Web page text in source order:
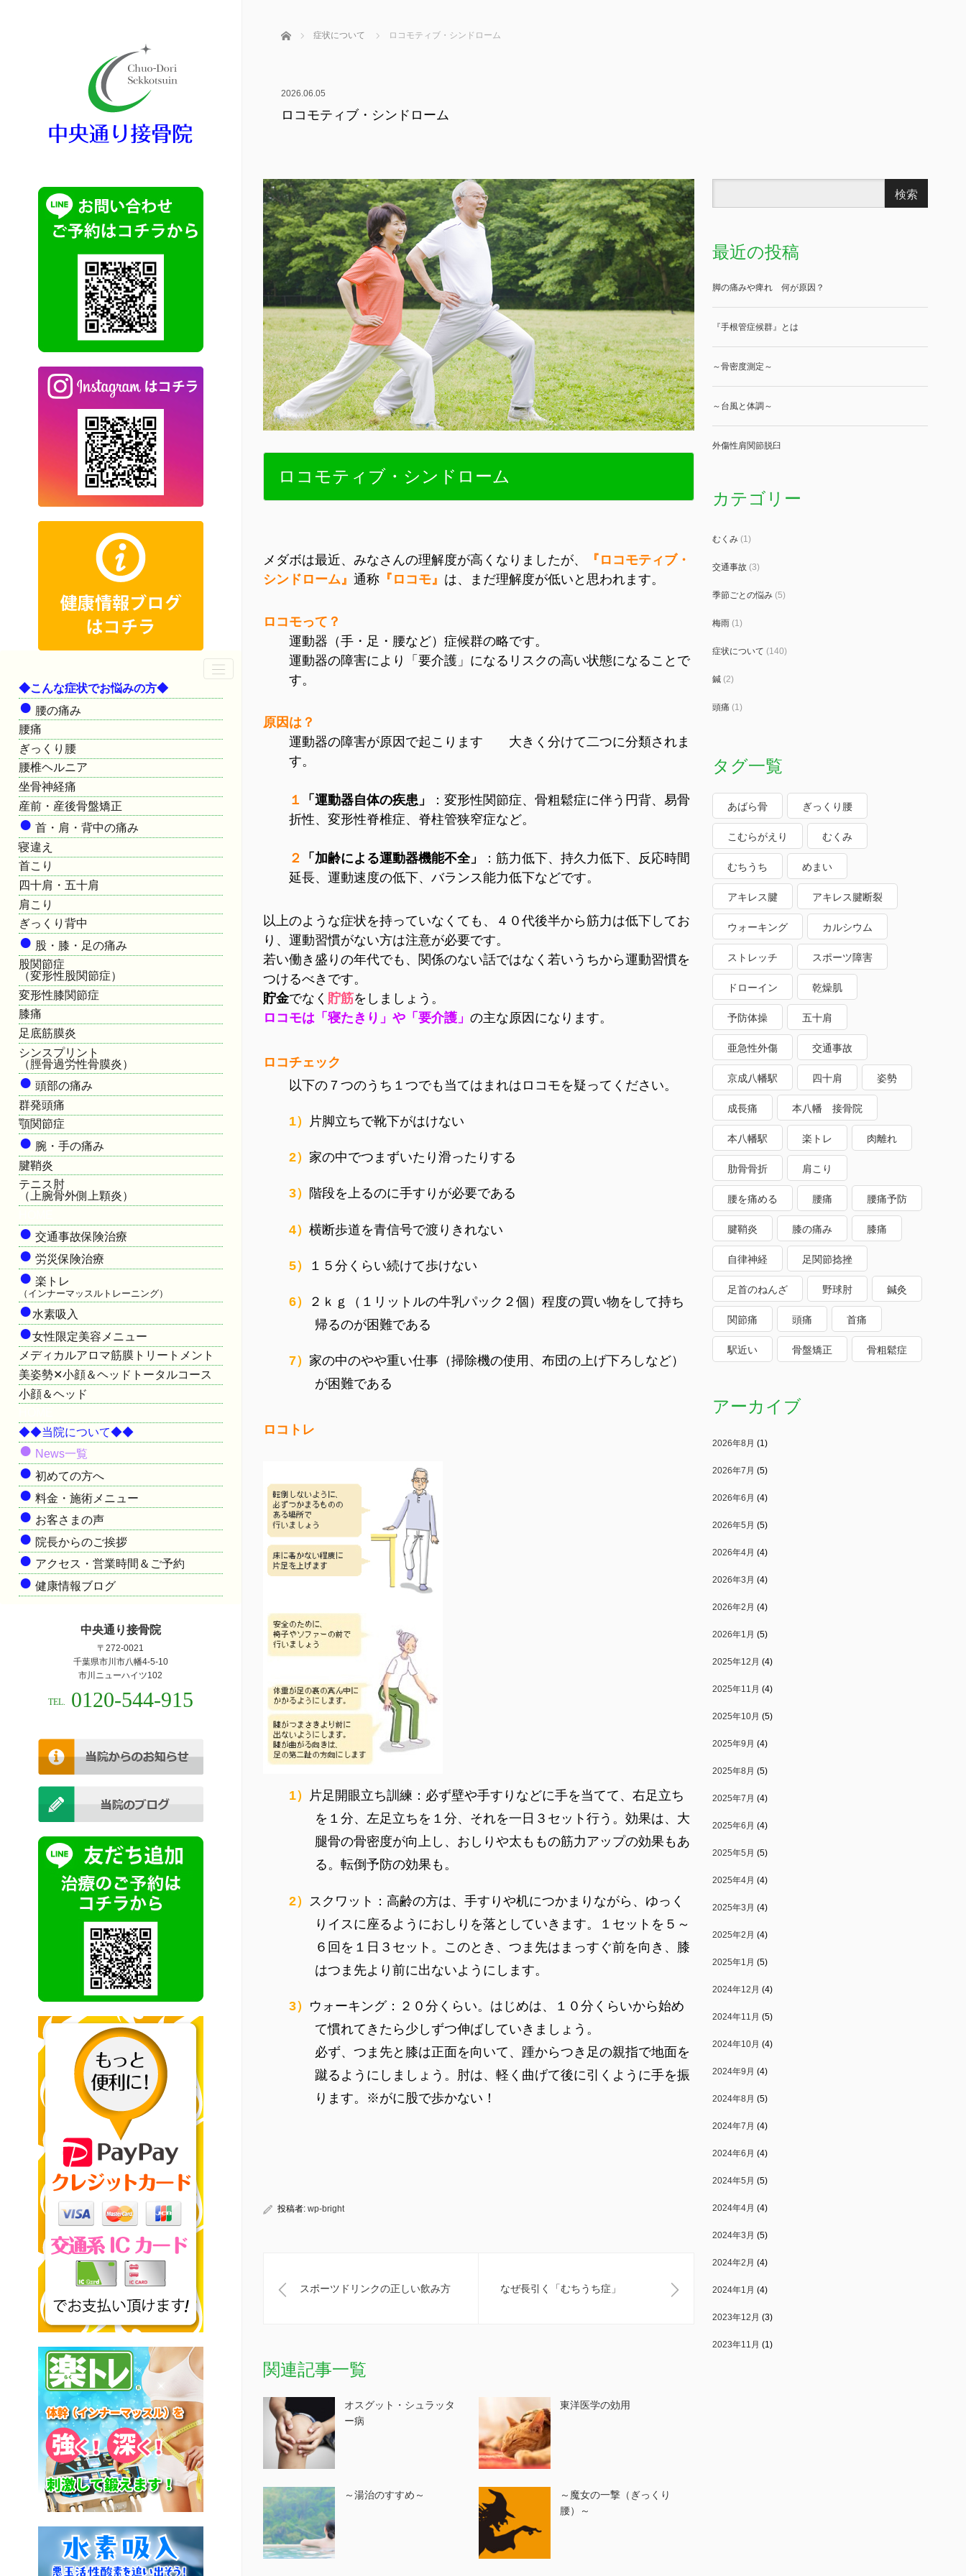
◆こんな症状でお悩みの方◆
● 腰の痛み
腰痛
ぎっくり腰
腰椎ヘルニア
坐骨神経痛
産前・産後骨盤矯正
● 首・肩・背中の痛み
寝違え
首こり
四十肩・五十肩
肩こり
ぎっくり背中
● 股・膝・足の痛み
股関節症
（変形性股関節症）
変形性膝関節症
膝痛
足底筋膜炎
シンスプリント
（脛骨過労性骨膜炎）
● 頭部の痛み
群発頭痛
顎関節症
● 腕・手の痛み
腱鞘炎
テニス肘
（上腕骨外側上顆炎）
● 交通事故保険治療
● 労災保険治療
● 楽トレ
（インナーマッスルトレーニング）
●水素吸入
●女性限定美容メニュー
メディカルアロマ筋膜トリートメント
美姿勢✕小顔＆ヘッドトータルコース
小顔＆ヘッド
◆◆当院について◆◆
● News一覧
● 初めての方へ
● 料金・施術メニュー
● お客さまの声
● 院長からのご挨拶
● アクセス・営業時間＆ご予約
● 健康情報ブログ
中央通り接骨院
〒272-0021
千葉県市川市八幡4-5-10
市川ニューハイツ102
TEL. 0120-544-915
ホーム 症状について ロコモティブ・シンドローム
2026.06.05
ロコモティブ・シンドローム
ロコモティブ・シンドローム
メダボは最近、みなさんの理解度が高くなりましたが、
『ロコモティブ・
シンドローム』 通称『ロコモ』 は、まだ理解度が低いと思われます。
ロコモって？
運動器（手・足・腰など）症候群の略です。
運動器の障害により「要介護」になるリスクの高い状態になることで
す。
原因は？
運動器の障害が原因で起こります 大きく分けて二つに分類されま
す。
１ 「運動器自体の疾患」
：変形性関節症、骨粗鬆症に伴う円背、易骨
折性、変形性脊椎症、脊柱管狭窄症など。
２ 「加齢による運動器機能不全」
：筋力低下、持久力低下、反応時間
延長、運動速度の低下、バランス能力低下などです。
以上のような症状を持っていなくても、４０代後半から筋力は低下してお
り、運動習慣がない方は注意が必要です。
若い働き盛りの年代でも、関係のない話ではなく若いうちから運動習慣を
つけるべきです。
貯金でなく 貯筋をしましょう。
ロコモは「寝たきり」や「要介護」 の主な原因になります。
ロコチェック
以下の７つのうち１つでも当てはまれはロコモを疑ってください。
1） 片脚立ちで靴下がはけない
2） 家の中でつまずいたり滑ったりする
3） 階段を上るのに手すりが必要である
4） 横断歩道を青信号で渡りきれない
5） １５分くらい続けて歩けない
6）
２ｋｇ（１リットルの牛乳パック２個）程度の買い物をして持ち
帰るのが困難である
7） 家の中のやや重い仕事（掃除機の使用、布団の上げ下ろしなど）
が困難である
ロコトレ
1）
片足開眼立ち訓練：必ず壁や手すりなどに手を当てて、右足立ち
を１分、左足立ちを１分、それを一日３セット行う。効果は、大
腿骨の骨密度が向上し、おしりや太ももの筋力アップの効果もあ
る。転倒予防の効果も。
2）
スクワット：高齢の方は、手すりや机につかまりながら、ゆっく
りイスに座るようにおしりを落としていきます。１セットを５～
６回を１日３セット。このとき、つま先はまっすぐ前を向き、膝
はつま先より前に出ないようにします。
3）
ウォーキング：２０分くらい。はじめは、１０分くらいから始め
て慣れてきたら少しずつ伸ばしていきましょう。
必ず、つま先と膝は正面を向いて、踵からつき足の親指で地面を
蹴るようにしましょう。肘は、軽く曲げて後に引くように手を振
ります。※がに股で歩かない！
投稿者: wp-bright
スポーツドリンクの正しい飲み方 なぜ長引く「むちうち症」
関連記事一覧
オスグット・シュラッタ
ー病
東洋医学の効用
～湯治のすすめ～
～魔女の一撃（ぎっくり
腰）～
最近の投稿
脚の痛みや痺れ 何が原因？
『手根管症候群』とは
～骨密度測定～
～台風と体調～
外傷性肩関節脱臼
カテゴリー
むくみ(1)
交通事故(3)
季節ごとの悩み(5)
梅雨(1)
症状について (140)
鍼(2)
頭痛 (1)
タグ一覧
あばら骨 ぎっくり腰
こむらがえり むくみ
むちうち めまい
アキレス腱 アキレス腱断裂
ウォーキング カルシウム
ストレッチ スポーツ障害
ドローイン 乾燥肌
予防体操 五十肩
亜急性外傷 交通事故
京成八幡駅 四十肩 姿勢
成長痛 本八幡 接骨院
本八幡駅 楽トレ 肉離れ
肋骨骨折 肩こり
腰を痛める 腰痛 腰痛予防
腱鞘炎 膝の痛み 膝痛
自律神経 足関節捻挫
足首のねんざ 野球肘 鍼灸
関節痛 頭痛 首痛
駅近い 骨盤矯正 骨粗鬆症
アーカイブ
2026年8月 (1)
2026年7月 (5)
2026年6月 (4)
2026年5月 (5)
2026年4月 (4)
2026年3月 (4)
2026年2月 (4)
2026年1月 (5)
2025年12月 (4)
2025年11月 (4)
2025年10月 (5)
2025年9月 (4)
2025年8月 (5)
2025年7月 (4)
2025年6月 (4)
2025年5月 (5)
2025年4月 (4)
2025年3月 (4)
2025年2月 (4)
2025年1月 (5)
2024年12月 (4)
2024年11月 (5)
2024年10月 (4)
2024年9月 (4)
2024年8月 (5)
2024年7月 (4)
2024年6月 (4)
2024年5月 (5)
2024年4月 (4)
2024年3月 (5)
2024年2月 (4)
2024年1月 (4)
2023年12月 (3)
2023年11月 (1)